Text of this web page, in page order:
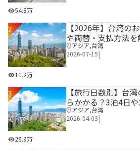
【旅行日数別】韓国の旅行費用って
54.3万
2
【2026年】台湾のお金事情まとめ
11.2万
【2026年】台湾の
や両替・支払方法を
アジア,台湾
2026-07-15|
3
【旅行日数別】台湾の旅行費用って
26.9万
【旅行日数別】台
らかかる？3泊4日
アジア,台湾
2026-04-03|